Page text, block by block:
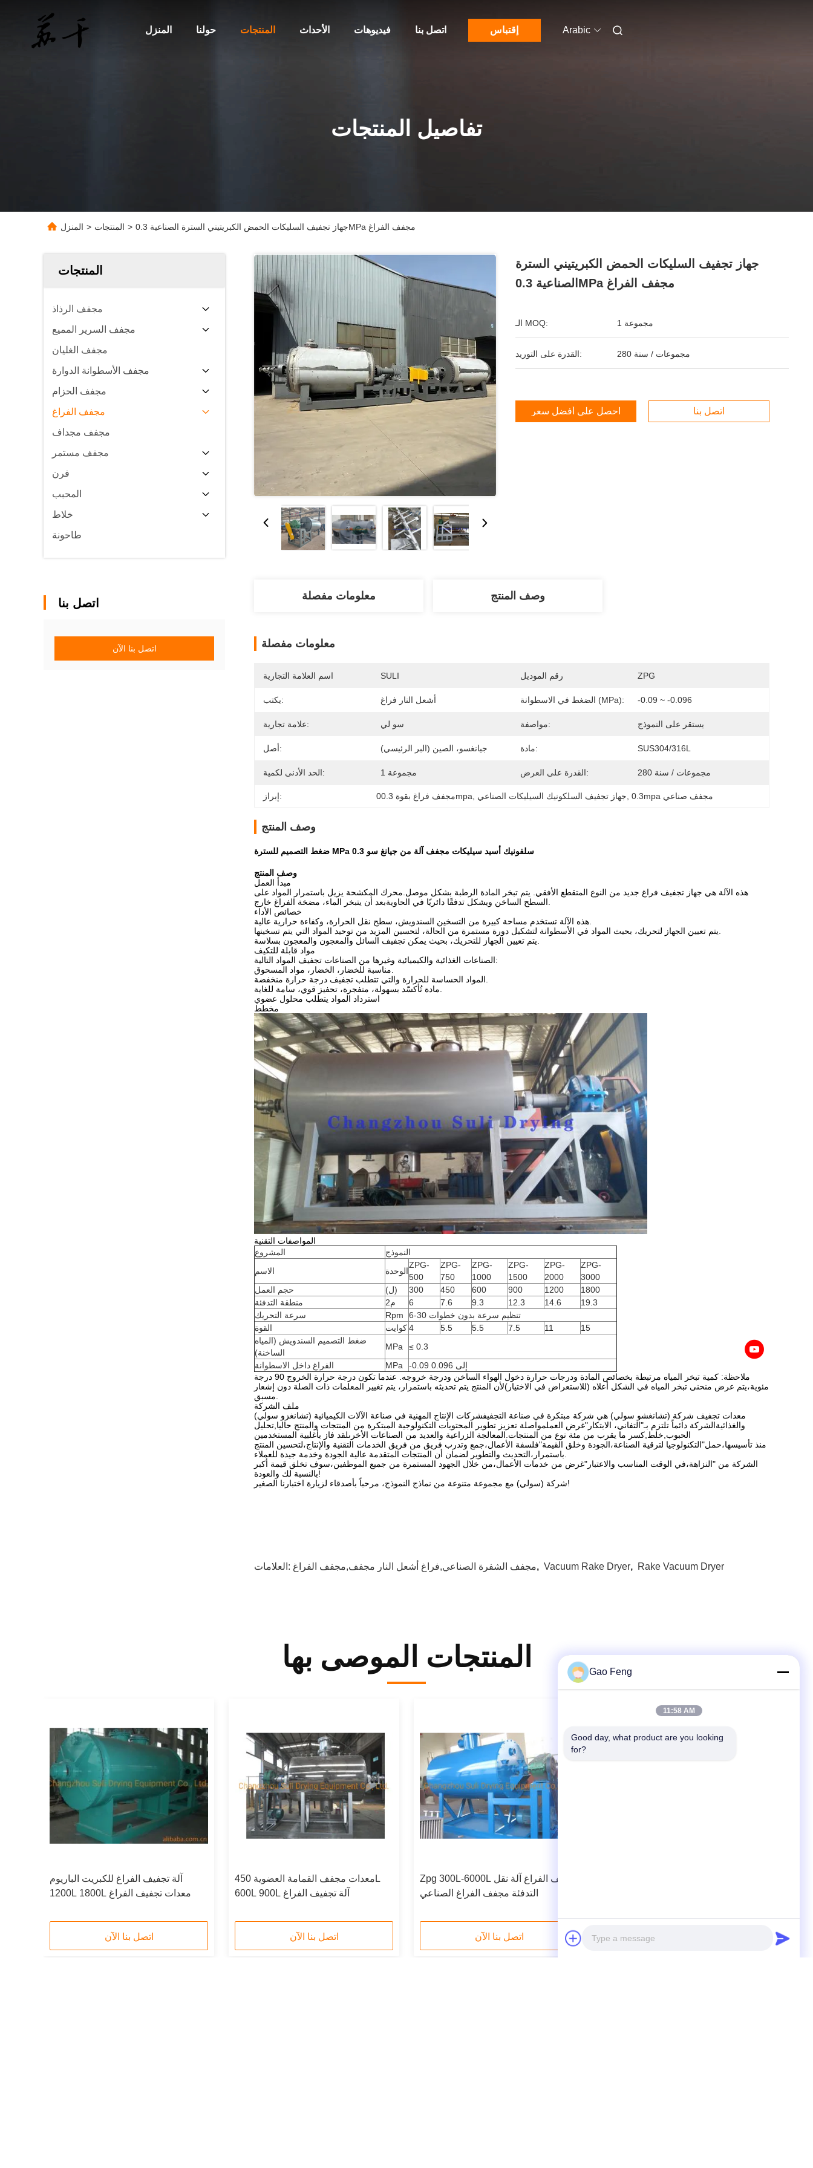
المنزل حولنا المنتجات الأحداث فيديوهات اتصل بنا إقتباس Arabic
تفاصيل المنتجات
المنزل > المنتجات > جهاز تجفيف السليكات الحمض الكبريتيني السترة الصناعية 0.3MPa مجفف الفراغ
المنتجات
مجفف الرذاذ
مجفف السرير المميع
مجفف الغليان
مجفف الأسطوانة الدوارة
مجفف الحزام
مجفف الفراغ
مجفف مجداف
مجفف مستمر
فرن
المحبب
خلاط
طاحونة
اتصل بنا
اتصل بنا الآن
جهاز تجفيف السليكات الحمض الكبريتيني السترة
الصناعية 0.3MPa مجفف الفراغ
الـ MOQ: 1 مجموعة
القدرة على التوريد: 280 مجموعات / سنة
احصل على أفضل سعر اتصل بنا
معلومات مفصلة وصف المنتج
معلومات مفصلة
اسم العلامة التجارية SULI رقم الموديل ZPG
يكتب: أشعل النار فراغ الضغط في الاسطوانة (MPa): -0.09 ~ -0.096
علامة تجارية: سو لي مواصفة: يستقر على النموذج
أصل: جيانغسو، الصين (البر الرئيسي) مادة: SUS304/316L
الحد الأدنى لكمية: 1 مجموعة القدرة على العرض: 280 مجموعات / سنة
إبراز: 0مجفف فراغ بقوة 0.3mpa جهاز تجفيف السلكونيك السيليكات الصناعي , 0.3mpa مجفف صناعي
وصف المنتج
ضغط التصميم للسترة MPa 0.3 سلفونيك أسيد سيليكات مجفف آلة من جيانغ سو
وصف المنتج
مبدأ العمل
هذه الآلة هي جهاز تجفيف فراغ جديد من النوع المتقطع الأفقي. يتم تبخر المادة الرطبة بشكل موصل.محرك المكشحة يزيل باستمرار المواد على
خصائص الأداء
مواد قابلة للتكيف
الصناعات الغذائية والكيميائية وغيرها من الصناعات تجفيف المواد التالية:
استرداد المواد يتطلب محلول عضوي
مخطط
المواصفات التقنية
المشروع
النموذج
الاسم
الوحدة
ZPG-
500
ZPG-
750
ZPG-
1000
ZPG-
1500
ZPG-
2000
ZPG-
3000
حجم العمل
(ل) 300 450 600 900 1200
1800
منطقة التدفئة
م2 6 7.6 9.3 12.3 14.6
19.3
سرعة التحريك
Rpm
6-30 تنظيم سرعة بدون خطوات
القوة
كوايت4 5.5 5.5 7.5 11
15
ضغط التصميم السندويش (المياه
الساخنة)
MPa
≤ 0.3
الفراغ داخل الاسطوانة
MPa
-0.09 إلى 0.096
ملاحظة: كمية تبخر المياه مرتبطة بخصائص المادة ودرجات حرارة دخول الهواء الساخن ودرجة خروجه. عندما تكون درجة حرارة الخروج 90 درجة
مئوية،يتم عرض منحنى تبخر المياه في الشكل أعلاه (للاستعراض في الاختيار)لأن المنتج يتم تحديثه باستمرار، يتم تغيير المعلمات ذات الصلة دون إشعار
ملف الشركة
(تشانغزو سولي) معدات تجفيف شركة (تشانغشو سولي) هي شركة مبتكرة في صناعة التجفيفشركات الإنتاج المهنية في صناعة الآلات الكيميائية
والغذائيةالشركة دائماً تلتزم بـ"التفاني، الابتكار"غرض العملمواصلة تعزيز تطوير المحتويات التكنولوجية المبتكرة من المنتجات والمنتج حاليا,تحليل
الحبوب,خلط,كسر ما يقرب من مئة نوع من المنتجات.المعالجة الزراعية والعديد من الصناعات الأخرىلقد فاز بأغلبية المستخدمين
منذ تأسيسها،حمل"التكنولوجيا لترقية الصناعة،الجودة وخلق القيمة"فلسفة الأعمال،جمع وتدرب فريق من فريق الخدمات التقنية والإنتاج،لتحسين المنتج
الشركة من "النزاهة،في الوقت المناسب والاعتبار"غرض من خدمات الأعمال،من خلال الجهود المستمرة من جميع الموظفين،سوف تخلق قيمة أكبر
بالنسبة لك والعودة!
شركة (سولي) مع مجموعة متنوعة من نماذج النموذج، مرحباً بأصدقاء لزيارة اختبارنا الصغير!
العلامات: مجفف الشفرة الصناعي,فراغ أشعل النار مجفف,مجفف الفراغ, Vacuum Rake Dryer, Rake Vacuum Dryer
المنتجات الموصى بها
آلة تجفيف الفراغ للكبريت الباريوم
1200L 1800L معدات تجفيف الفراغ
اتصل بنا الآن
معدات مجفف القمامة العضوية 450L
600L 900L آلة تجفيف الفراغ
اتصل بنا الآن
Zpg 300L-6000L مجفف الفراغ آلة نقل
التدفئة مجفف الفراغ الصناعي
اتصل بنا الآن
Gao Feng
11:58 AM
Good day, what product are you looking
for?